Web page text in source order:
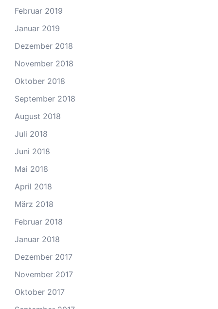
Februar 2019
Januar 2019
Dezember 2018
November 2018
Oktober 2018
September 2018
August 2018
Juli 2018
Juni 2018
Mai 2018
April 2018
März 2018
Februar 2018
Januar 2018
Dezember 2017
November 2017
Oktober 2017